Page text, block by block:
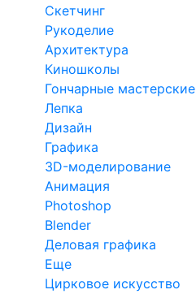
Скетчинг
Рукоделие
Архитектура
Киношколы
Гончарные мастерские
Лепка
Дизайн
Графика
3D-моделирование
Анимация
Photoshop
Blender
Деловая графика
Еще
Цирковое искусство